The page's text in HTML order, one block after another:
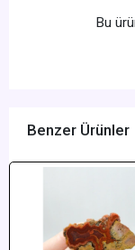
Bu
Benzer Ürünler